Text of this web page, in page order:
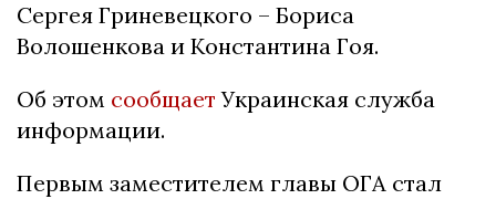
Сергея Гриневецкого – Бориса
Волошенкова и Константина Гоя.
Об этом сообщаетУкраинская служба
информации.
Первым заместителем главы ОГА стал